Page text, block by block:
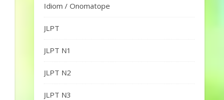
Idiom / Onomatope
JLPT
JLPT N1
JLPT N2
JLPT N3